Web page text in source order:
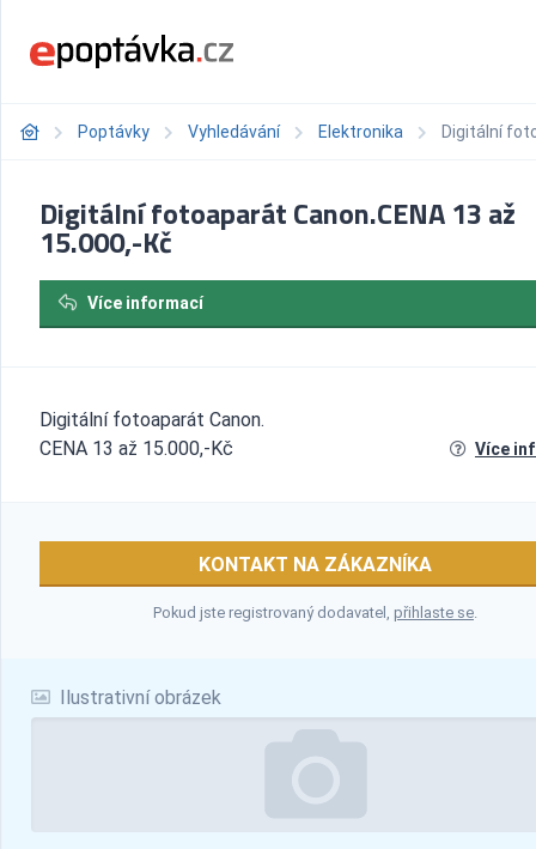
Poptávky Vyhledávání Elektronika Digitální
Ilustrativní obrázek
Digitální fotoaparát Canon.CENA 13 až
15.000,-Kč
Více informací
Digitální fotoaparát Canon.
CENA 13 až 15.000,-Kč
Více
KONTAKT NA ZÁKAZNÍKA
Pokud jste registrovaný dodavatel, přihlaste se.